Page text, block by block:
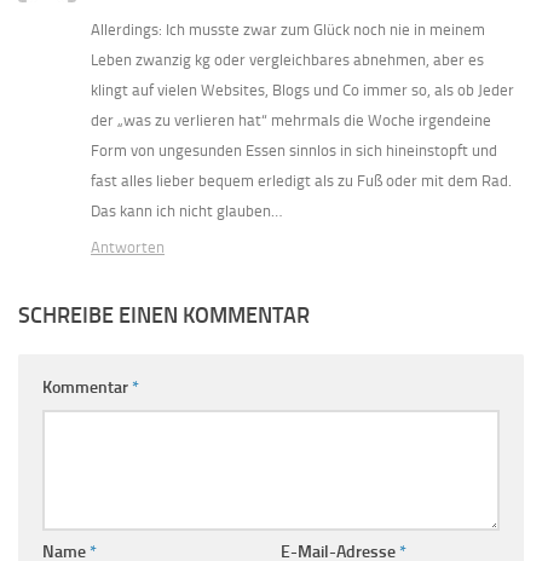
Allerdings: Ich musste zwar zum Glück noch nie in meinem
Leben zwanzig kg oder vergleichbares abnehmen, aber es
klingt auf vielen Websites, Blogs und Co immer so, als ob Jeder
der „was zu verlieren hat“ mehrmals die Woche irgendeine
Form von ungesunden Essen sinnlos in sich hineinstopft und
fast alles lieber bequem erledigt als zu Fuß oder mit dem Rad.
Das kann ich nicht glauben…
Antworten
SCHREIBE EINEN KOMMENTAR
Kommentar*
Name* E-Mail-Adresse*